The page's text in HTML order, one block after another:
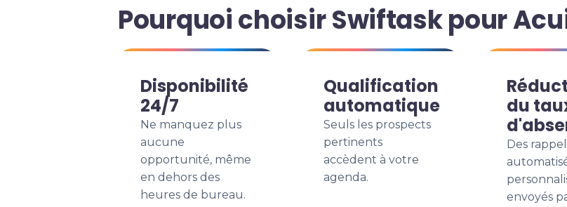
Pourquoi choisir Swiftask pour
Disponibilité
24/7
Ne manquez plus
aucune
opportunité, même
en dehors des
heures de bureau.
Qualification
automatique
Seuls les prospects
pertinents
accèdent à votre
agenda.
du
Des
envoyés